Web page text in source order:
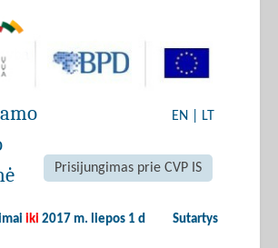
EN LT
Prisijungimas prie CVP IS
iki 2017 m. liepos 1 d Sutartys